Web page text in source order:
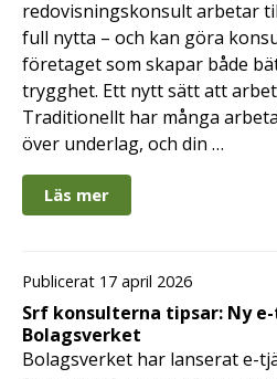
redovisningskonsult arbetar
full nytta – och kan göra
företaget som skapar både
trygghet. Ett nytt sätt att
Traditionellt har många
över underlag, och din …
Läs mer
Publicerat 17 april 2026
Srf konsulterna tipsar: Ny
Bolagsverket
Bolagsverket har lanserat e-